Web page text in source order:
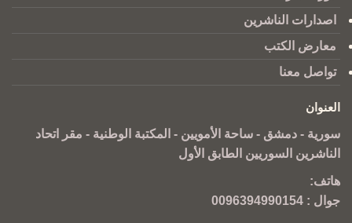
اصدارات الناشرين
معارض الكتب
تواصل معنا
العنوان
سورية - دمشق - ساحة الأمويين - المكتبة الوطنية - مقر اتحاد
الناشرين السوريين الطابق الأول
هاتف:
جوال : 0096394990154